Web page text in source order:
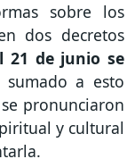
sobre los
dos decretos
21 de junio se
sumado a esto
pronunciaron
y cultural